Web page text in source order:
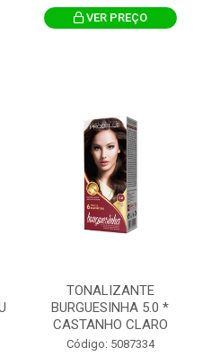
VER PREÇO
TONALIZANTE
BURGUESINHA 5.0 *
CASTANHO CLARO
Código: 5087334